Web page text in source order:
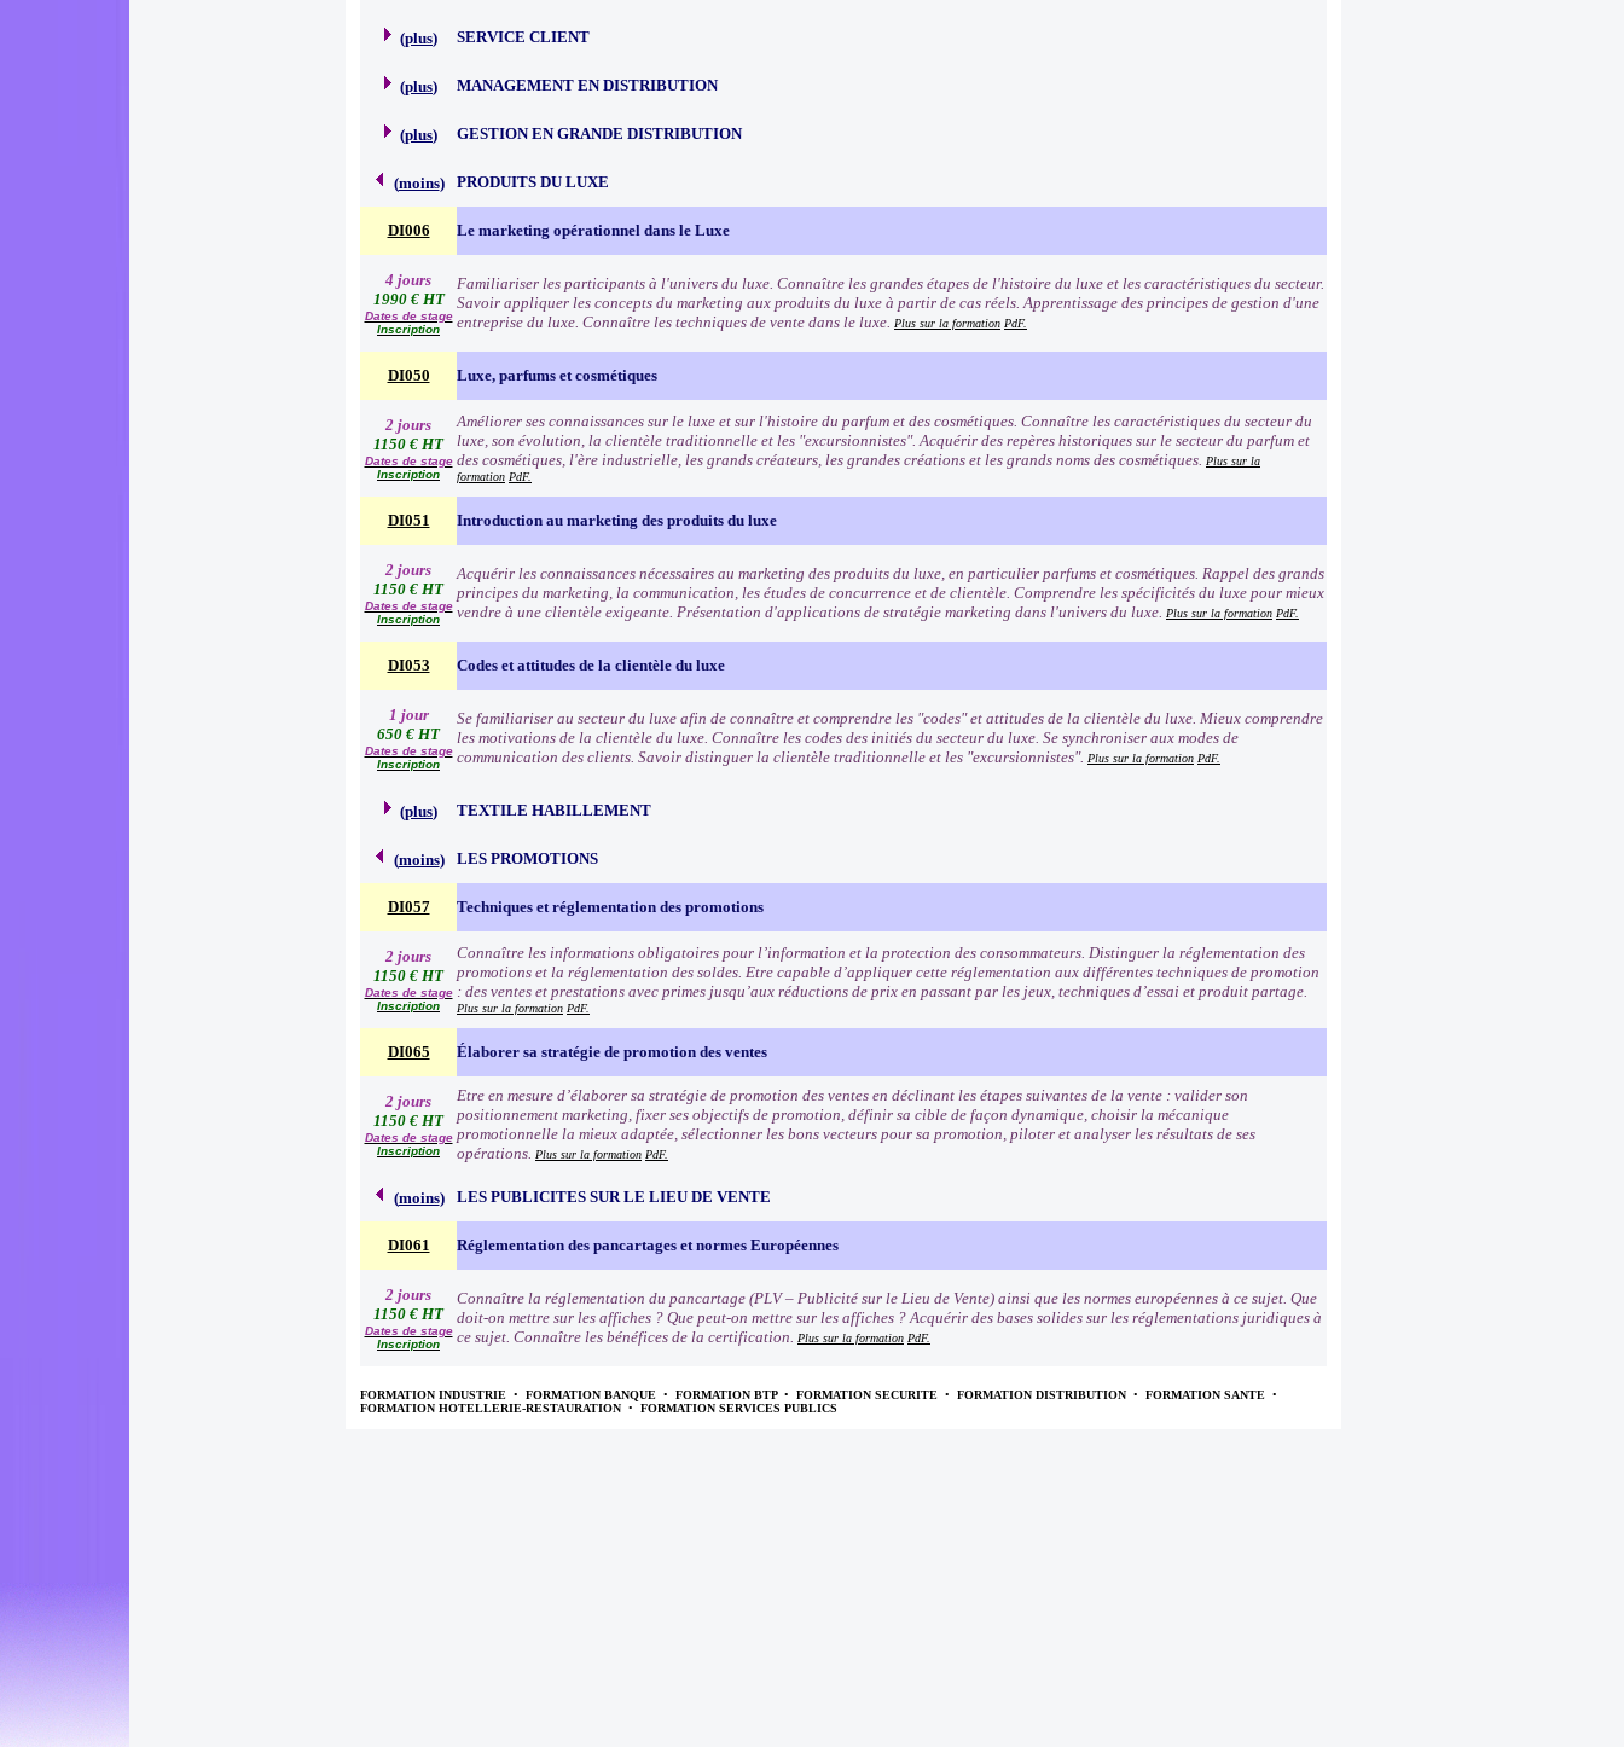
(plus) SERVICE CLIENT
(plus) MANAGEMENT EN DISTRIBUTION
(plus) GESTION EN GRANDE DISTRIBUTION
(moins) PRODUITS DU LUXE
DI006 Le marketing opérationnel dans le Luxe
4 jours
1990 € HT
Dates de stage
Inscription
Familiariser les participants à l'univers du luxe. Connaître les grandes étapes de l'histoire du luxe et les caractéristiques du secteur.
Savoir appliquer les concepts du marketing aux produits du luxe à partir de cas réels. Apprentissage des principes de gestion d'une
entreprise du luxe. Connaître les techniques de vente dans le luxe. Plus sur la formation PdF.
DI050 Luxe, parfums et cosmétiques
2 jours
1150 € HT
Dates de stage
Inscription
Améliorer ses connaissances sur le luxe et sur l'histoire du parfum et des cosmétiques. Connaître les caractéristiques du secteur du
luxe, son évolution, la clientèle traditionnelle et les "excursionnistes". Acquérir des repères historiques sur le secteur du parfum et
des cosmétiques, l'ère industrielle, les grands créateurs, les grandes créations et les grands noms des cosmétiques. Plus sur la
formation PdF.
DI051 Introduction au marketing des produits du luxe
2 jours
1150 € HT
Dates de stage
Inscription
Acquérir les connaissances nécessaires au marketing des produits du luxe, en particulier parfums et cosmétiques. Rappel des grands
principes du marketing, la communication, les études de concurrence et de clientèle. Comprendre les spécificités du luxe pour mieux
vendre à une clientèle exigeante. Présentation d'applications de stratégie marketing dans l'univers du luxe. Plus sur la formation PdF.
DI053 Codes et attitudes de la clientèle du luxe
1 jour
650 € HT
Dates de stage
Inscription
Se familiariser au secteur du luxe afin de connaître et comprendre les "codes" et attitudes de la clientèle du luxe. Mieux comprendre
les motivations de la clientèle du luxe. Connaître les codes des initiés du secteur du luxe. Se synchroniser aux modes de
communication des clients. Savoir distinguer la clientèle traditionnelle et les "excursionnistes". Plus sur la formation PdF.
(plus) TEXTILE HABILLEMENT
(moins) LES PROMOTIONS
DI057 Techniques et réglementation des promotions
2 jours
1150 € HT
Dates de stage
Inscription
Connaître les informations obligatoires pour l’information et la protection des consommateurs. Distinguer la réglementation des
promotions et la réglementation des soldes. Etre capable d’appliquer cette réglementation aux différentes techniques de promotion
: des ventes et prestations avec primes jusqu’aux réductions de prix en passant par les jeux, techniques d’essai et produit partage.
Plus sur la formation PdF.
DI065 Élaborer sa stratégie de promotion des ventes
2 jours
1150 € HT
Dates de stage
Inscription
Etre en mesure d’élaborer sa stratégie de promotion des ventes en déclinant les étapes suivantes de la vente : valider son
positionnement marketing, fixer ses objectifs de promotion, définir sa cible de façon dynamique, choisir la mécanique
promotionnelle la mieux adaptée, sélectionner les bons vecteurs pour sa promotion, piloter et analyser les résultats de ses
opérations. Plus sur la formation PdF.
(moins) LES PUBLICITES SUR LE LIEU DE VENTE
DI061 Réglementation des pancartages et normes Européennes
2 jours
1150 € HT
Dates de stage
Inscription
Connaître la réglementation du pancartage (PLV – Publicité sur le Lieu de Vente) ainsi que les normes européennes à ce sujet. Que
doit-on mettre sur les affiches ? Que peut-on mettre sur les affiches ? Acquérir des bases solides sur les réglementations juridiques à
ce sujet. Connaître les bénéfices de la certification. Plus sur la formation PdF.
FORMATION INDUSTRIE • FORMATION BANQUE • FORMATION BTP • FORMATION SECURITE • FORMATION DISTRIBUTION • FORMATION SANTE •
FORMATION HOTELLERIE-RESTAURATION • FORMATION SERVICES PUBLICS